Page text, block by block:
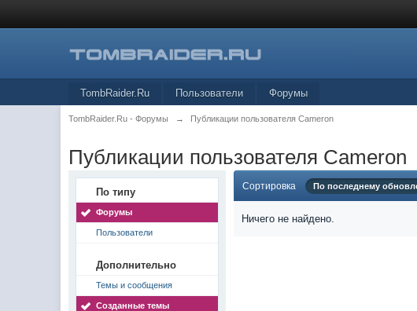
TombRaider.Ru Пользователи Форумы
TombRaider.Ru - Форумы → Публикации пользователя Cameron
Публикации пользователя Cameron
По типу
Форумы
Пользователи
Дополнительно
Темы и сообщения
Созданные темы
Сортировка По последнему
Ничего не найдено.